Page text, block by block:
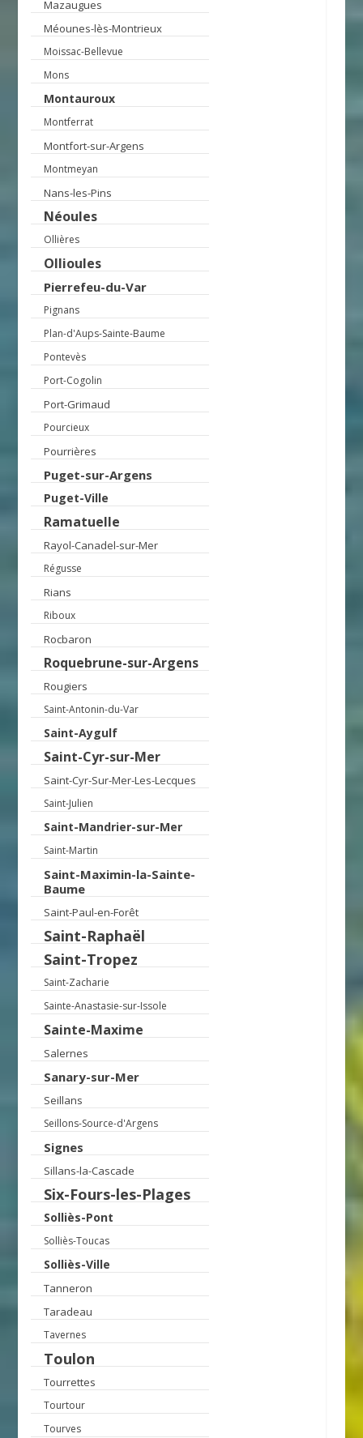
Mazaugues
Méounes-lès-Montrieux
Moissac-Bellevue
Mons
Montauroux
Montferrat
Montfort-sur-Argens
Montmeyan
Nans-les-Pins
Néoules
Ollières
Ollioules
Pierrefeu-du-Var
Pignans
Plan-d'Aups-Sainte-Baume
Pontevès
Port-Cogolin
Port-Grimaud
Pourcieux
Pourrières
Puget-sur-Argens
Puget-Ville
Ramatuelle
Rayol-Canadel-sur-Mer
Régusse
Rians
Riboux
Rocbaron
Roquebrune-sur-Argens
Rougiers
Saint-Antonin-du-Var
Saint-Aygulf
Saint-Cyr-sur-Mer
Saint-Cyr-Sur-Mer-Les-Lecques
Saint-Julien
Saint-Mandrier-sur-Mer
Saint-Martin
Saint-Maximin-la-Sainte-
Baume
Saint-Paul-en-Forêt
Saint-Raphaël
Saint-Tropez
Saint-Zacharie
Sainte-Anastasie-sur-Issole
Sainte-Maxime
Salernes
Sanary-sur-Mer
Seillans
Seillons-Source-d'Argens
Signes
Sillans-la-Cascade
Six-Fours-les-Plages
Solliès-Pont
Solliès-Toucas
Solliès-Ville
Tanneron
Taradeau
Tavernes
Toulon
Tourrettes
Tourtour
Tourves